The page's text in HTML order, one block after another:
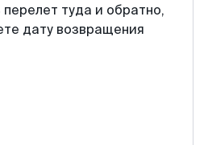
туда и обратно,
дату возвращения